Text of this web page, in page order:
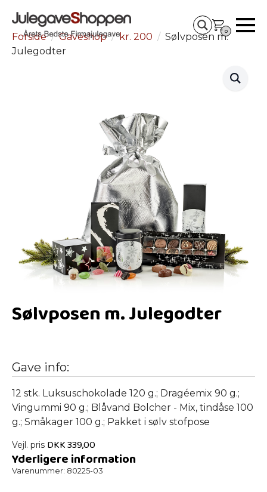
0
Forside Gaveshop kr. 200
Sølvposen m.
Julegodter
Sølvposen m. Julegodter
Gave info:
12 stk. Luksuschokolade 120 g.; Dragéemix 90 g.;
Vingummi 90 g.; Blåvand Bolcher - Mix, tindåse 100
g.; Småkager 100 g.; Pakket i sølv stofpose
Vejl. pris DKK339,00
Yderligere information
Varenummer: 80225-03